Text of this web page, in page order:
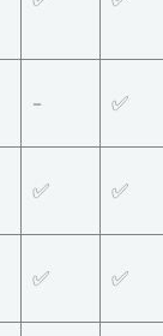
– ✅
✅ ✅
✅ ✅